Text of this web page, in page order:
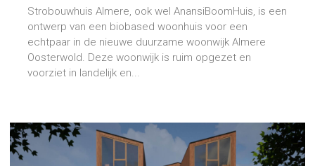
Strobouwhuis Almere, ook wel AnansiBoomHuis, is een
ontwerp van een biobased woonhuis voor een
echtpaar in de nieuwe duurzame woonwijk Almere
Oosterwold. Deze woonwijk is ruim opgezet en
voorziet in landelijk en...